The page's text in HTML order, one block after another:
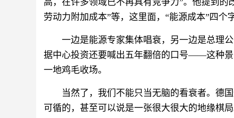
高，在许多领域已不再具有竞争力”。他提到的
劳动力附加成本”等，这里面，“能源成本”四个
一边是能源专家集体唱衰，另一边是总理
据中心投资还要喊出五年翻倍的口号——这种景
一地鸡毛收场。
当然了，我们不能只当无脑的看衰者。德
可循的，甚至可以说是一张很大很大的地缘棋局